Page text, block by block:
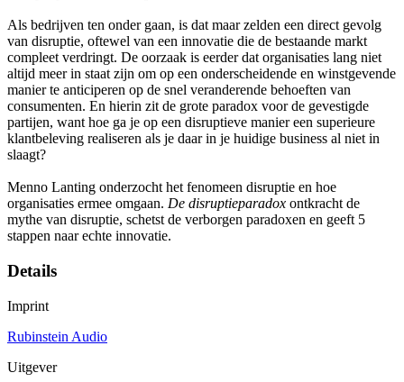
Als bedrijven ten onder gaan, is dat maar zelden een direct gevolg
van disruptie, oftewel van een innovatie die de bestaande markt
compleet verdringt. De oorzaak is eerder dat organisaties lang niet
altijd meer in staat zijn om op een onderscheidende en winstgevende
manier te anticiperen op de snel veranderende behoeften van
consumenten. En hierin zit de grote paradox voor de gevestigde
partijen, want hoe ga je op een disruptieve manier een superieure
klantbeleving realiseren als je daar in je huidige business al niet in
slaagt?
Menno Lanting onderzocht het fenomeen disruptie en hoe
organisaties ermee omgaan. De disruptieparadox ontkracht de
mythe van disruptie, schetst de verborgen paradoxen en geeft 5
stappen naar echte innovatie.
Details
Imprint
Rubinstein Audio
Uitgever